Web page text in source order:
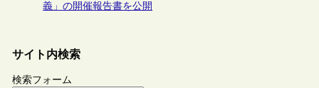
義」の開催報告書を公開
サイト内検索
検索フォーム